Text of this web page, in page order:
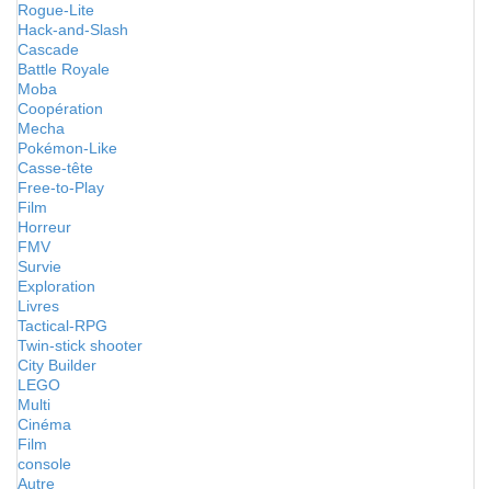
Rogue-Lite
Hack-and-Slash
Cascade
Battle Royale
Moba
Coopération
Mecha
Pokémon-Like
Casse-tête
Free-to-Play
Film
Horreur
FMV
Survie
Exploration
Livres
Tactical-RPG
Twin-stick shooter
City Builder
LEGO
Multi
Cinéma
Film
console
Autre